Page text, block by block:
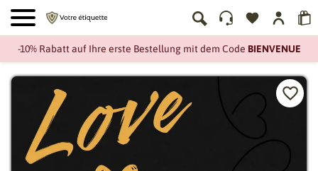
-10% Rabatt auf Ihre erste Bestellung mit dem Code BIENVENUE